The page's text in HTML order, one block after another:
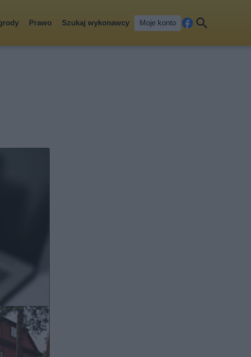
Prawo Szukaj wykonawcy Moje konto
cebkaj